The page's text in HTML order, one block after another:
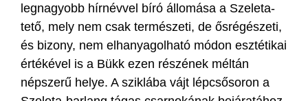
legnagyobb hírnévvel bíró állomása a Szeleta-
tető, mely nem csak természeti, de ősrégészeti,
és bizony, nem elhanyagolható módon esztétikai
értékével is a Bükk ezen részének méltán
népszerű helye. A sziklába vájt lépcsősoron a